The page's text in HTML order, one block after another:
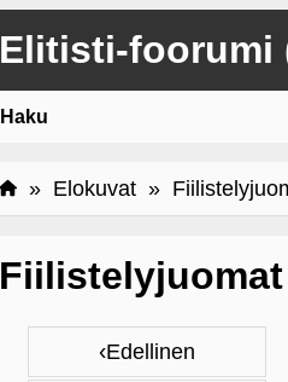
Elitisti-foorumi
Haku
» Elokuvat »
‹Edellinen